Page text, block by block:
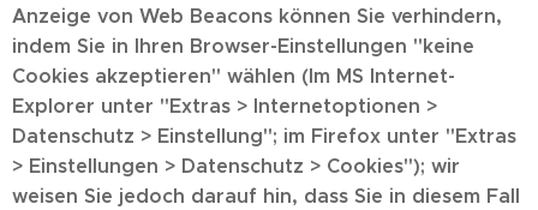
Anzeige von Web Beacons können Sie verhindern,
indem Sie in Ihren Browser-Einstellungen ''keine
Cookies akzeptieren'' wählen (Im MS Internet-
Explorer unter ''Extras > Internetoptionen >
Datenschutz > Einstellung''; im Firefox unter ''Extras
> Einstellungen > Datenschutz > Cookies''); wir
weisen Sie jedoch darauf hin, dass Sie in diesem Fall